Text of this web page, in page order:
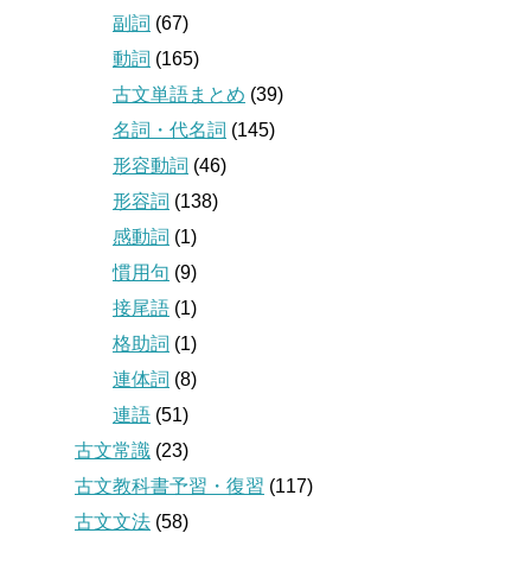
副詞 (67)
動詞 (165)
古文単語まとめ (39)
名詞・代名詞 (145)
形容動詞 (46)
形容詞 (138)
感動詞 (1)
慣用句 (9)
接尾語 (1)
格助詞 (1)
連体詞 (8)
連語 (51)
古文常識 (23)
古文教科書予習・復習 (117)
古文文法 (58)